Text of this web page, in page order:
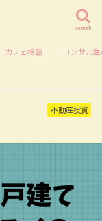
search
カフェ相談 コンサル
不動産投資